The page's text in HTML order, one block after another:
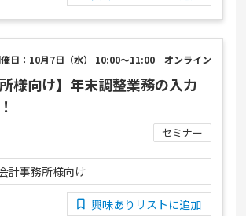
日：10月7日（水） 10:00～11:00｜オンライン
所様向け】年末調整業務の入力
セミナー
計事務所様向け
興味ありリストに追加